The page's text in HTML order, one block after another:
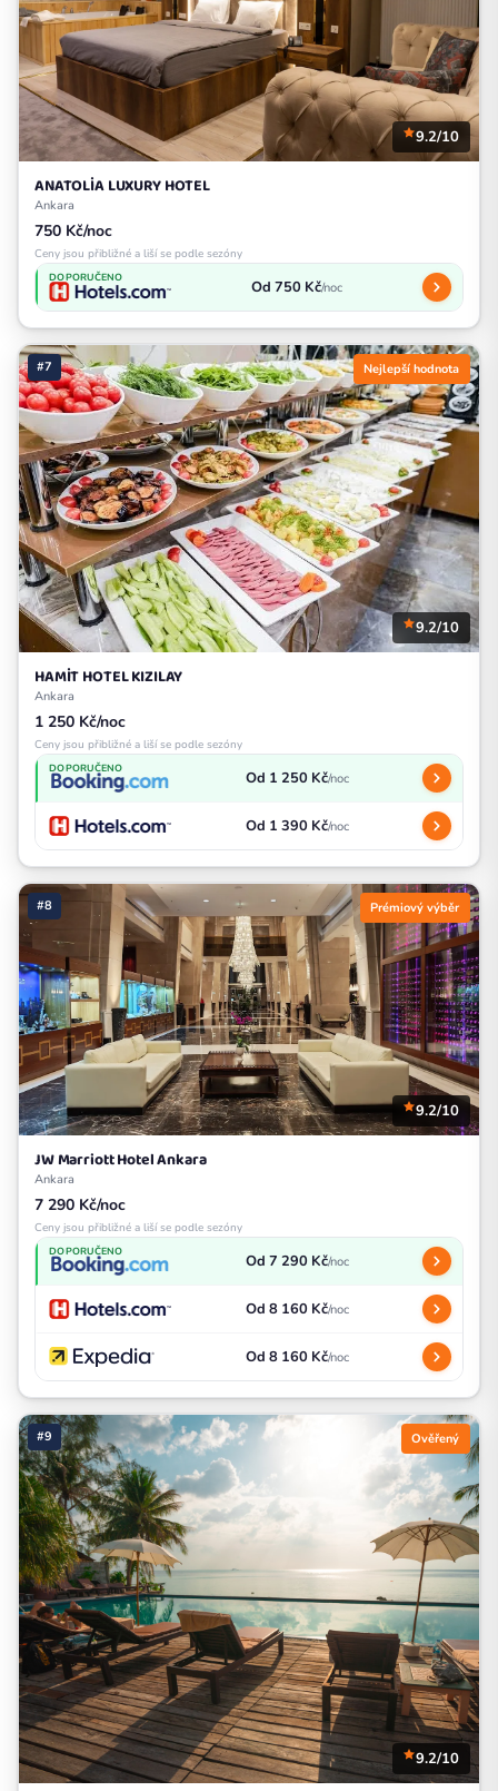
9.2/10
ANATOLİA LUXURY HOTEL
Ankara
750 Kč/noc
Ceny jsou přibližné a liší se podle sezóny
DOPORUČENO Od 750 Kč/noc
#7 Nejlepší hodnota
9.2/10
HAMİT HOTEL KIZILAY
Ankara
1 250 Kč/noc
Ceny jsou přibližné a liší se podle sezóny
DOPORUČENO Od 1 250 Kč/noc
Od 1 390 Kč/noc
#8 Prémiový výběr
9.2/10
JW Marriott Hotel Ankara
Ankara
7 290 Kč/noc
Ceny jsou přibližné a liší se podle sezóny
DOPORUČENO Od 7 290 Kč/noc
Od 8 160 Kč/noc
Od 8 160 Kč/noc
#9 Ověřený
9.2/10